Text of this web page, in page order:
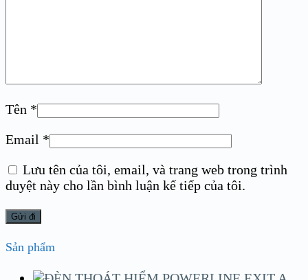
Tên *
Email *
Lưu tên của tôi, email, và trang web trong trình
duyệt này cho lần bình luận kế tiếp của tôi.
Sản phẩm